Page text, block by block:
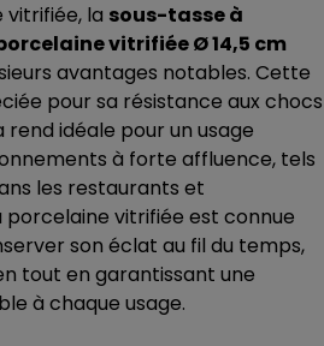
vitrifiée, la sous-tasse à
vitrifiée Ø 14,5 cm
avantages notables. Cette
pour sa résistance aux chocs
rend idéale pour un usage
à forte affluence, tels
les restaurants et
porcelaine vitrifiée est connue
son éclat au fil du temps,
tout en garantissant une
à chaque usage.